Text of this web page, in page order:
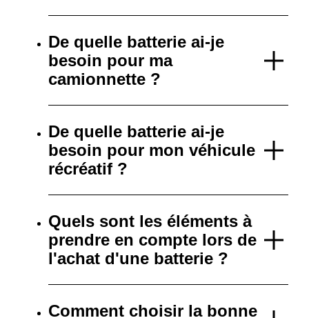
De quelle batterie ai-je
besoin pour ma
camionnette ?
De quelle batterie ai-je
besoin pour mon véhicule
récréatif ?
Quels sont les éléments à
prendre en compte lors de
l'achat d'une batterie ?
Comment choisir la bonne